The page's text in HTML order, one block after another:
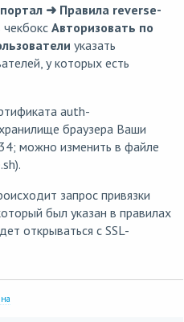
➜ Правила reverse-
Авторизовать по
указать
у которых есть
auth-
браузера Ваши
можно изменить в файле
запрос привязки
был указан в правилах
открываться c SSL-